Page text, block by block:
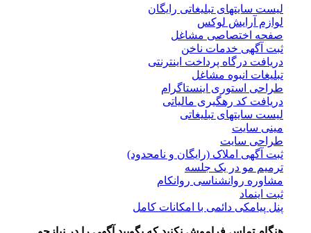
لیست سایتهای تبلیغاتی رایگان
لوازم آرایش لوکس
صفحه اختصاصی مشاغل
ثبت آگهی خدمات ناخن
دریافت درگاه پرداخت اینترنتی
تبلیغات انبوه مشاغل
طراحی استوری اینستاگرام
دریافت کد رهگیری مالیاتی
لیست سایتهای تبلیغاتی
مینی سایت
طراحی سایت
ثبت آگهی املاک (رایگان و نامحدود)
ترمیم مو در یک جلسه
مشاوره روانشناسی روانکام
ثبت اینماد
پنل پیامکی دائمی با امکانات کامل